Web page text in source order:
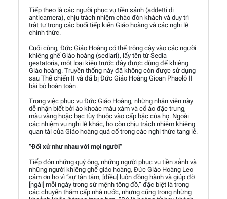
Tiếp theo là các người phục vụ tiền sảnh (addetti di
anticamera), chịu trách nhiệm chào đón khách và duy trì
trật tự trong các buổi tiếp kiến Giáo hoàng và các nghi lễ
chính thức.
Cuối cùng, Đức Giáo Hoàng có thể trông cậy vào các người
khiêng ghế Giáo hoàng (sediari), lấy tên từ Sedia
gestatoria, một loại kiệu trước đây được dùng để khiêng
Giáo hoàng. Truyền thống này đã không còn được sử dụng
sau Thế chiến II và đã bị Đức Giáo Hoàng Gioan Phaolô II
bãi bỏ hoàn toàn.
Trong việc phục vụ Đức Giáo Hoàng, những nhân viên này
dễ nhận biết bởi áo khoác màu xám và cổ áo đặc trưng,
màu vàng hoặc bạc tùy thuộc vào cấp bậc của họ. Ngoài
các nhiệm vụ nghi lễ khác, họ còn chịu trách nhiệm khiêng
quan tài của Giáo hoàng quá cố trong các nghi thức tang lễ.
“Đối xử như nhau với mọi người”
Tiếp đón những quý ông, những người phục vụ tiền sảnh và
những người khiêng ghế giáo hoàng, Đức Giáo Hoàng Leo
cảm ơn họ vì “sự tận tâm, [điều] luôn đồng hành và giúp đỡ
[ngài] mỗi ngày trong sứ mệnh tông đồ,” đặc biệt là trong
các chuyến thăm cấp nhà nước, nhưng cũng trong những